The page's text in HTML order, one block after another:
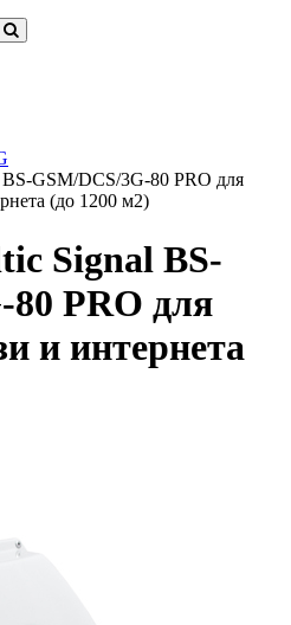
GSM/DCS/3G-80 PRO для
(до 1200 м2)
Signal BS-
80 PRO для
и интернета